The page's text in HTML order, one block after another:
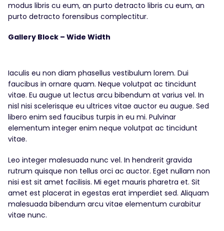
modus libris cu eum, an purto detracto libris cu eum, an
purto detracto forensibus complectitur.
Gallery Block – Wide Width
Iaculis eu non diam phasellus vestibulum lorem. Dui
faucibus in ornare quam. Neque volutpat ac tincidunt
vitae. Eu augue ut lectus arcu bibendum at varius vel. In
nisl nisi scelerisque eu ultrices vitae auctor eu augue. Sed
libero enim sed faucibus turpis in eu mi. Pulvinar
elementum integer enim neque volutpat ac tincidunt
vitae.
Leo integer malesuada nunc vel. In hendrerit gravida
rutrum quisque non tellus orci ac auctor. Eget nullam non
nisi est sit amet facilisis. Mi eget mauris pharetra et. Sit
amet est placerat in egestas erat imperdiet sed. Aliquam
malesuada bibendum arcu vitae elementum curabitur
vitae nunc.